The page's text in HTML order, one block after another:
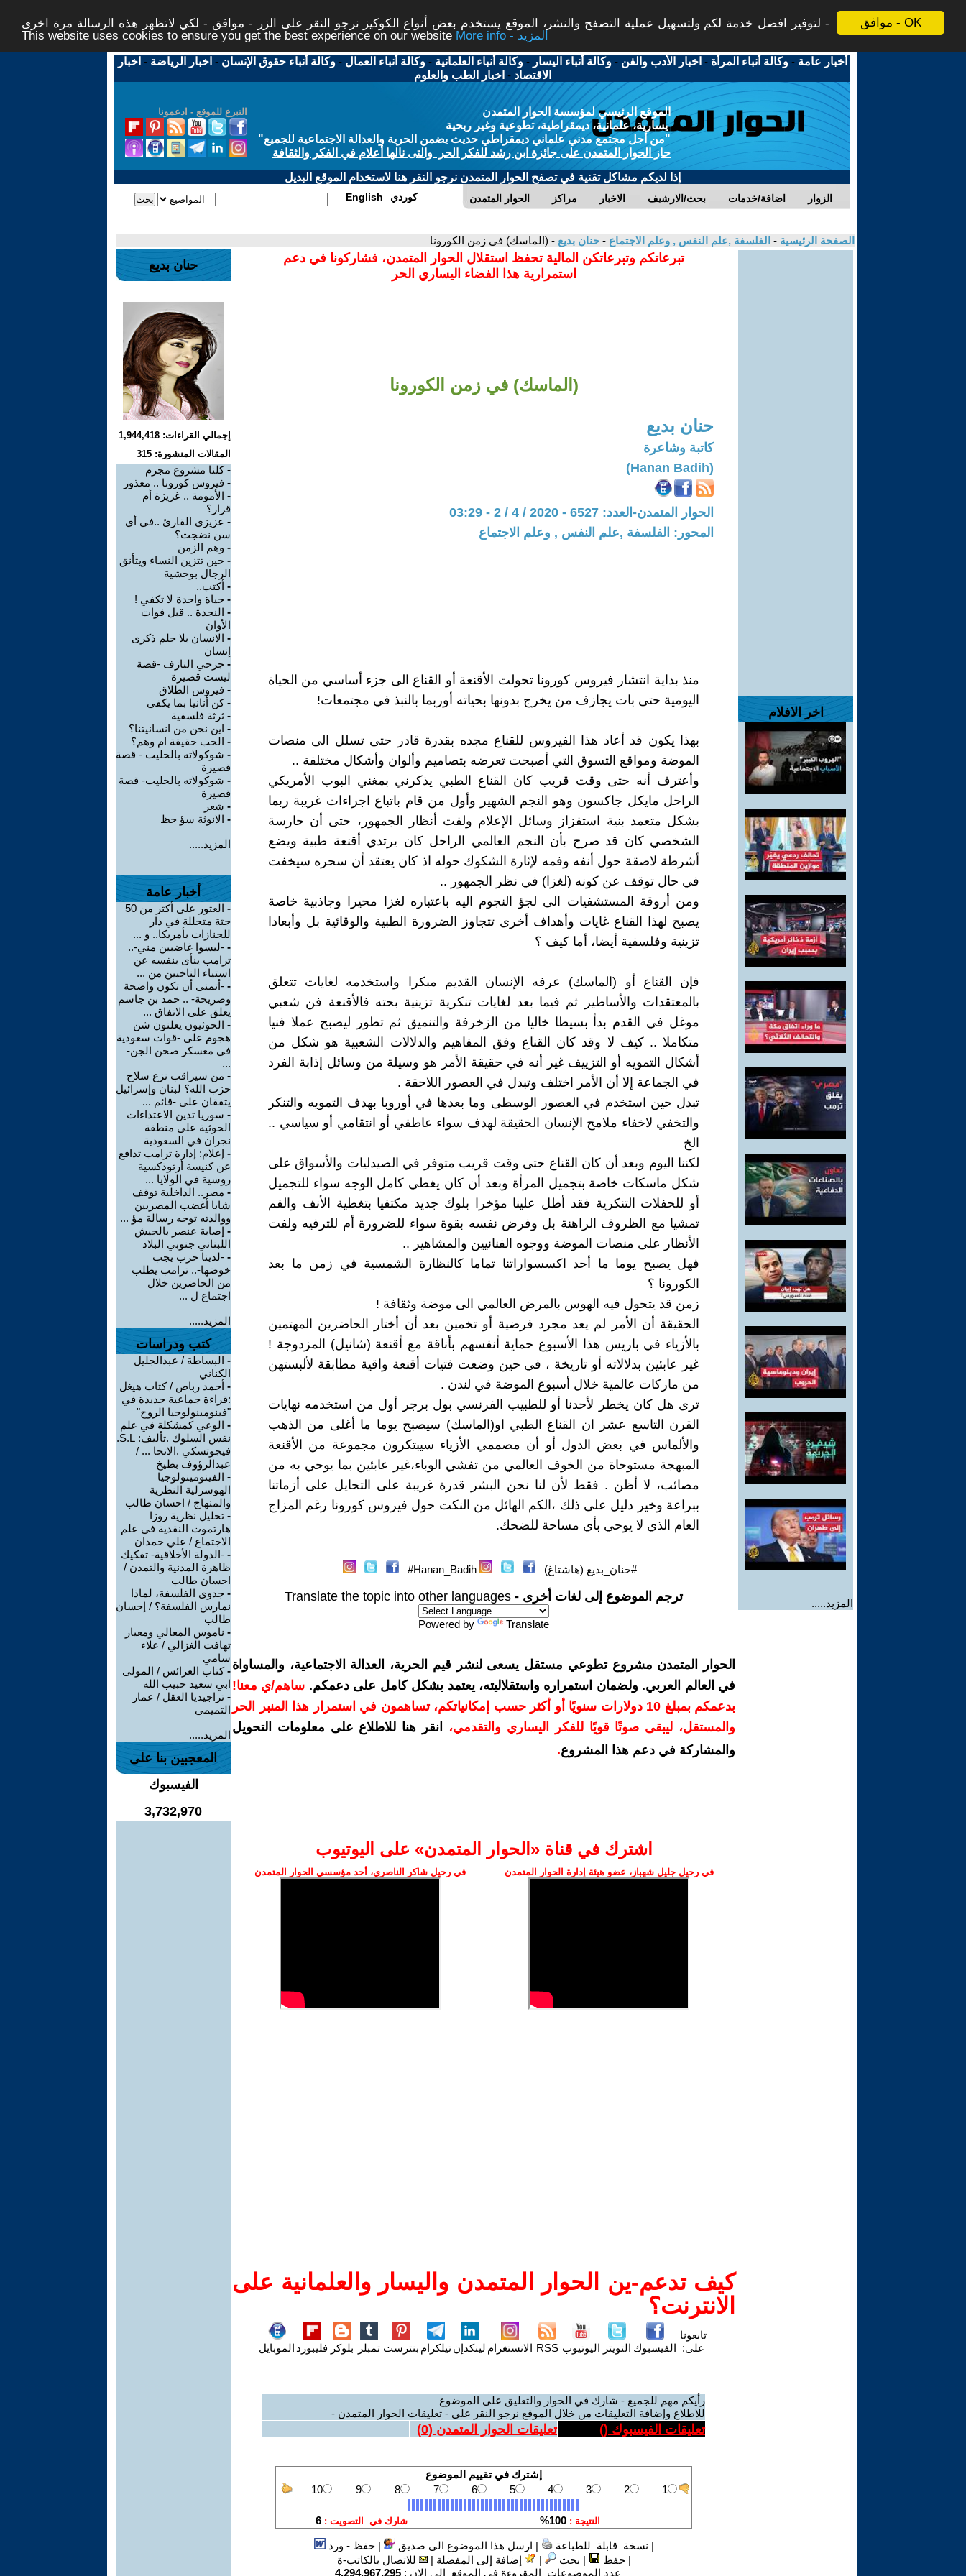
موافق - OK
لتوفير افضل خدمة لكم ولتسهيل عملية التصفح والنشر، الموقع يستخدم بعض أنواع الكوكيز نرجو النقر على الزر - موافق - لكي لاتظهر هذه الرسالة مرة اخرى -
This website uses cookies to ensure you get the best experience on our website
More info - المزيد
أخبار عامة -وكالة أنباء المرأة - اخبار الأدب والفن -وكالة أنباء اليسار -وكالة أنباء العلمانية -وكالة أنباء العمال -وكالة أنباء حقوق الإنسان - اخبار الرياضة - اخبار
الاقتصاد - اخبار الطب والعلوم
التبرع للموقع - ادعمونا
الموقع الرئيسي لمؤسسة الحوار المتمدن
يسارية، علمانية، ديمقراطية، تطوعية وغير ربحية
"من أجل مجتمع مدني علماني ديمقراطي حديث يضمن الحرية والعدالة الاجتماعية للجميع"
حاز الحوار المتمدن على جائزة ابن رشد للفكر الحر والتى نالها أعلام في الفكر والثقافة
إذا لديكم مشاكل تقنية في تصفح الحوار المتمدن نرجو النقر هنا لاستخدام الموقع البديل
الحوار المتمدن مراكز الاخبار بحث/الارشيف اضافة/خدمات الزوار English كوردي
الصفحة الرئيسية - الفلسفة ,علم النفس , وعلم الاجتماع - حنان بديع - (الماسك) في زمن الكورونا
اخر الافلام
المزيد.....
تبرعاتكم وتبرعاتكن المالية تحفظ استقلال الحوار المتمدن، فشاركونا في دعم
استمرارية هذا الفضاء اليساري الحر
(الماسك) في زمن الكورونا
حنان بديع
كاتبة وشاعرة
(Hanan Badih)
الحوار المتمدن-العدد: 6527 - 2020 / 4 / 2 - 03:29
المحور: الفلسفة ,علم النفس , وعلم الاجتماع
منذ بداية انتشار فيروس كورونا تحولت الأقنعة أو القناع الى جزء أساسي من الحياة
اليومية حتى بات يجازف من يخرج بدونها بحياته أوربما بالنبذ في مجتمعات!
بهذا يكون قد أعاد هذا الفيروس للقناع مجده بقدرة قادر حتى تسلل الى منصات
الموضة ومواقع التسوق التي أصبحت تعرضه بتصاميم وألوان وأشكال مختلفة ..
وأعترف أنه حتى وقت قريب كان القناع الطبي يذكرني بمغني البوب الأمريكي
الراحل مايكل جاكسون وهو النجم الشهير وأول من قام باتباع اجراءات غريبة ربما
بشكل متعمد بنية استفزاز وسائل الإعلام ولفت أنظار الجمهور، حتى أن حارسة
الشخصي كان قد صرح بأن النجم العالمي الراحل كان يرتدي أقنعة طبية ويضع
أشرطة لاصقة حول أنفه وفمه لإثارة الشكوك حوله اذ كان يعتقد أن سحره سيخفت
في حال توقف عن كونه (لغزا) في نظر الجمهور ..
ومن أروقة المستشفيات الى لجؤ النجوم اليه باعتباره لغزا محيرا وجاذبية خاصة
يصبح لهذا القناع غايات وأهداف أخرى تتجاوز الضرورة الطبية والوقائية بل وأبعادا
تزينية وفلسفية أيضا، أما كيف ؟
فإن القناع أو (الماسك) عرفه الإنسان القديم مبكرا واستخدمه لغايات تتعلق
بالمعتقدات والأساطير ثم فيما بعد لغايات تنكرية تزينية بحته فالأقنعة فن شعبي
موغل في القدم بدأ بسيطا خاليا من الزخرفة والتنميق ثم تطور ليصبح عملا فنيا
متكاملا .. كيف لا وقد كان القناع وفق المفاهيم والدلالات الشعبية هو شكل من
أشكال التمويه أو التزييف غير أنه في حقيقة الأمر هو وسيلة من وسائل إذابة الفرد
في الجماعة إلا أن الأمر اختلف وتبدل في العصور اللاحقة .
تبدل حين استخدم في العصور الوسطى وما بعدها في أوروبا بهدف التمويه والتنكر
والتخفي لاخفاء ملامح الإنسان الحقيقة لهدف سواء عاطفي أو انتقامي أو سياسي ..
الخ
لكننا اليوم وبعد أن كان القناع حتى وقت قريب متوفر في الصيدليات والأسواق على
شكل ماسكات خاصة بتجميل المرأة وبعد أن كان يغطي كامل الوجه سواء للتجميل
أو للحفلات التنكرية فقد أطل علينا مؤخرا بلوك جديد مكتفيا بتغطية الأنف والفم
تمشيا مع الظروف الراهنة بل وفرض نفسه بقوة سواء للضرورة أم للترفيه ولفت
الأنظار على منصات الموضة ووجوه الفنانيين والمشاهير ..
فهل يصبح يوما ما أحد اكسسواراتنا تماما كالنظارة الشمسية في زمن ما بعد
الكورونا ؟
زمن قد يتحول فيه الهوس بالمرض العالمي الى موضة وثقافة !
الحقيقة أن الأمر لم يعد مجرد فرضية أو تخمين بعد أن أختار الحاضرين المهتمين
بالأزياء في باريس هذا الأسبوع حماية أنفسهم بأناقة مع أقنعة (شانيل) المزدوجة !
غير عابئين بدلالاته أو تاريخة ، في حين وضعت فتيات أقنعة واقية مطابقة لألبستهن
من ماركات عالمية خلال أسبوع الموضة في لندن .
ترى هل كان يخطر لأحدنا أو للطبيب الفرنسي بول برجر أول من استخدمه نهايات
القرن التاسع عشر ان القناع الطبي او(الماسك) سيصبح يوما ما أغلى من الذهب
والألماس في بعض الدول أو أن مصممي الأزياء سيبتكرون مجموعة من الأقنعة
المبهجة مستوحاة من الخوف العالمي من تفشي الوباء،غير عابئين بما يوحي به من
مصائب، لا أظن . فقط لأن لنا نحن البشر قدرة غريبة على التحايل على أزماتنا
ببراعة وخير دليل على ذلك ،الكم الهائل من النكت حول فيروس كورونا رغم المزاج
العام الذي لا يوحي بأي مساحة للضحك.
#حنان_بديع (هاشتاغ) Hanan_Badih#
ترجم الموضوع إلى لغات أخرى - Translate the topic into other languages
Powered by Translate
الحوار المتمدن مشروع تطوعي مستقل يسعى لنشر قيم الحرية، العدالة الاجتماعية، والمساواة
في العالم العربي. ولضمان استمراره واستقلاليته، يعتمد بشكل كامل على دعمكم. ساهم/ي معنا!
بدعمكم بمبلغ 10 دولارات سنويًا أو أكثر حسب إمكانياتكم، تساهمون في استمرار هذا المنبر الحر
والمستقل، ليبقى صوتًا قويًا للفكر اليساري والتقدمي،
انقر هنا للاطلاع على معلومات التحويل
والمشاركة في دعم هذا المشروع.
اشترك في قناة ‫«الحوار المتمدن» على اليوتيوب
في رحيل جليل شهباز، عضو هيئة إدارة الحوار المتمدن في رحيل شاكر الناصري، أحد مؤسسي الحوار المتمدن
كيف تدعم-ين الحوار المتمدن واليسار والعلمانية على
الانترنت؟
تابعونا
على: الفيسبوك التويتر اليوتيوب RSS الانستغرام لينكدإنتيلكرام بنترست تمبلر بلوكر فليبورد الموبايل
رأيكم مهم للجميع - شارك في الحوار والتعليق على الموضوع
للاطلاع وإضافة التعليقات من خلال الموقع نرجو النقر على - تعليقات الحوار المتمدن -
تعليقات الفيسبوك () تعليقات الحوار المتمدن (0
)
| نسخة قابلة للطباعة | ارسل هذا الموضوع الى صديق |حفظ - ورد
|حفظ | بحث | إضافة إلى المفضلة |
للاتصال بالكاتب-ة
عدد الموضوعات المقروءة في الموقع الى الان : 4,294,967,295
حنان بديع
إجمالي القراءات: 1,944,418
المقالات المنشورة: 315
-كلنا مشروع مجرم
- فيروس كورونا .. معذور
- الأمومة .. غريزة أم
قرار؟
- عزيزي القارئ ..في أي
سن نضجت؟
- وهم الزمن
- حين تتزين النساء ويتأنق
الرجال بوحشية
- أكتب..
- حياة واحدة لا تكفي !
- النجدة .. قبل فوات
الأوان
- الانسان بلا حلم ذكرى
إنسان
- جرحي النازف -قصة
ليست قصيرة
- فيروس الطلاق
-كن أنانيا بما يكفي
- ثرثة فلسفية
- اين نحن من انسانيتنا؟
- الحب حقيقة ام وهم؟
- شوكولاته بالحليب - قصة
قصيرة
- شوكولاته بالحليب- قصة
قصيرة
- شعر
- الانوثة سؤ حظ
المزيد.....
أخبار عامة
-
العثور على أكثر من 50
جثة متحللة في دار
للجنازات بأمريكا.. و ...
- -ليسوا غاضبين مني-..
ترامب ينأى بنفسه عن
استياء الناخبين من ...
- -أتمنى أن تكون واضحة
وصريحة- .. حمد بن جاسم
يعلق على الاتفاق ...
- الحوثيون يعلنون شن
هجوم على -قوات سعودية
في معسكر صحن الجن-
...
- من سيراقب نزع سلاح
حزب الله؟ لبنان وإسرائيل
يتفقان على -قائم ...
- سوريا تدين الاعتداءات
الحوثية على منطقة
نجران في السعودية
- إعلام: إدارة ترامب تدافع
عن كنيسة أرثوذكسية
روسية في الولايا ...
- مصر.. الداخلية توقف
شابا أغضب المصريين
ووالدته توجه رسالة مؤ ...
- إصابة عنصر بالجيش
اللبناني جنوبي البلاد
- -لدينا حرب يجب
خوضها-.. ترامب يطلب
من الحاضرين خلال
اجتماع ل ...
المزيد.....
كتب ودراسات
- البساطة / عبدالجليل
الكناني
- أحمد رباص / كتاب هيغل
:قراءة جماعية جديدة في
"فينومينولوجيا الروح"
- الوعي كمشكلة في علم
نفس السلوك .تأليف: S.L.
فيجوتسكي .الاتحا ... /
عبدالرؤوف بطيخ
- الفينومينولوجيا
الهوسرلية النظرية
والمنهاج / احسان طالب
- تحليل نظرية روزا
هارتموت النقدية في علم
الاجتماع / علي حمدان
- -الدولة الأخلاقية- تفكيك
ظاهرة المدنية والتمدن /
احسان طالب
- جدوى الفلسفة، لماذا
نمارس الفلسفة؟ / إحسان
طالب
- ناموس المعالي ومعيار
تهافت الغزالي / علاء
سامي
-كتاب العرائس / المولى
ابي سعيد حبيب الله
- تراجيديا العقل / عمار
التميمي
المزيد.....
المعجبين بنا على
الفيسبوك
3,732,970